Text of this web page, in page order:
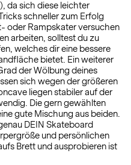
da sich diese leichter
schneller zum Erfolg
oder Rampskater versuchen
arbeiten, solltest du zu
welches dir eine bessere
bietet. Ein weiterer
der Wölbung deines
sich wegen der größeren
liegen stabiler auf der
Die gern gewählten
gute Mischung aus beiden.
DEIN Skateboard
und persönlichen
Brett und ausprobieren ist